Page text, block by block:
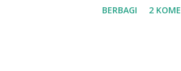
BERBAGI 2